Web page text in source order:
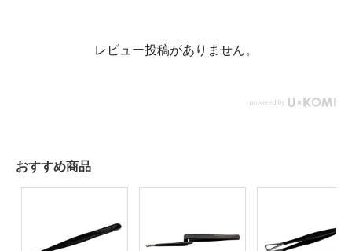
レビュー投稿がありません。
おすすめ商品